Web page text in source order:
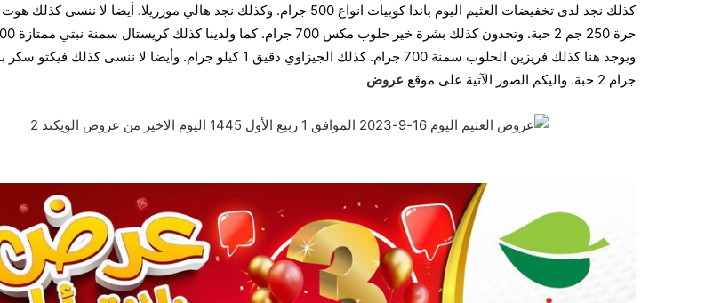
كذلك نجد لدى تخفيضات العثيم اليوم باندا كوبيات انواع 500 جرام. وكذلك نجد هالي موزريلا. أيضا لا ننسى
جرام 2 حبة. واليكم الصور الآتية على موقع
عروض